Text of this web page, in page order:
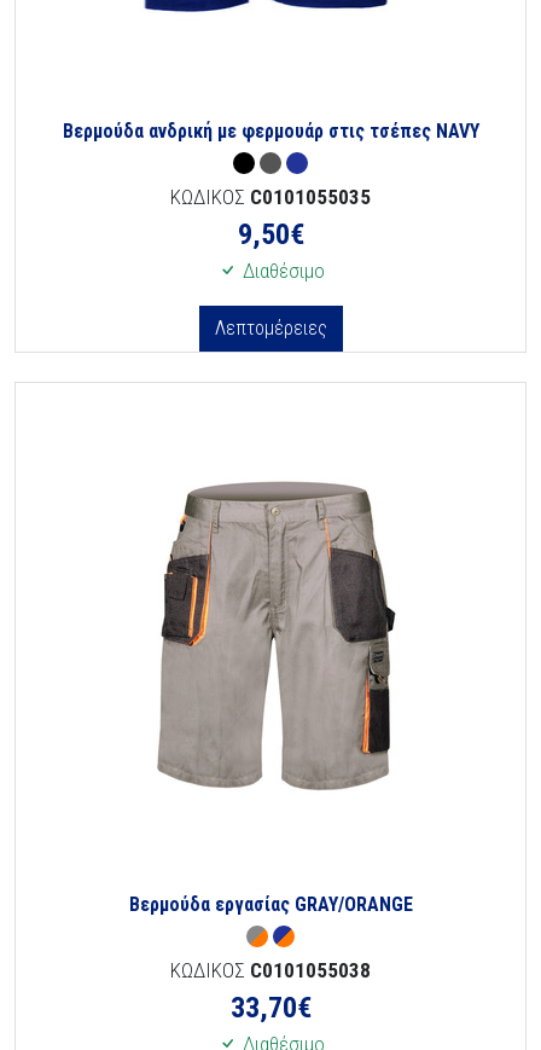
Βερμούδα ανδρική με φερμουάρ στις τσέπες NAVY
ΚΩΔΙΚΟΣ C0101055035
9,50€
Διαθέσιμο
Λεπτομέρειες
Βερμούδα εργασίας GRAY/ORANGE
ΚΩΔΙΚΟΣ C0101055038
33,70€
Διαθέσιμο